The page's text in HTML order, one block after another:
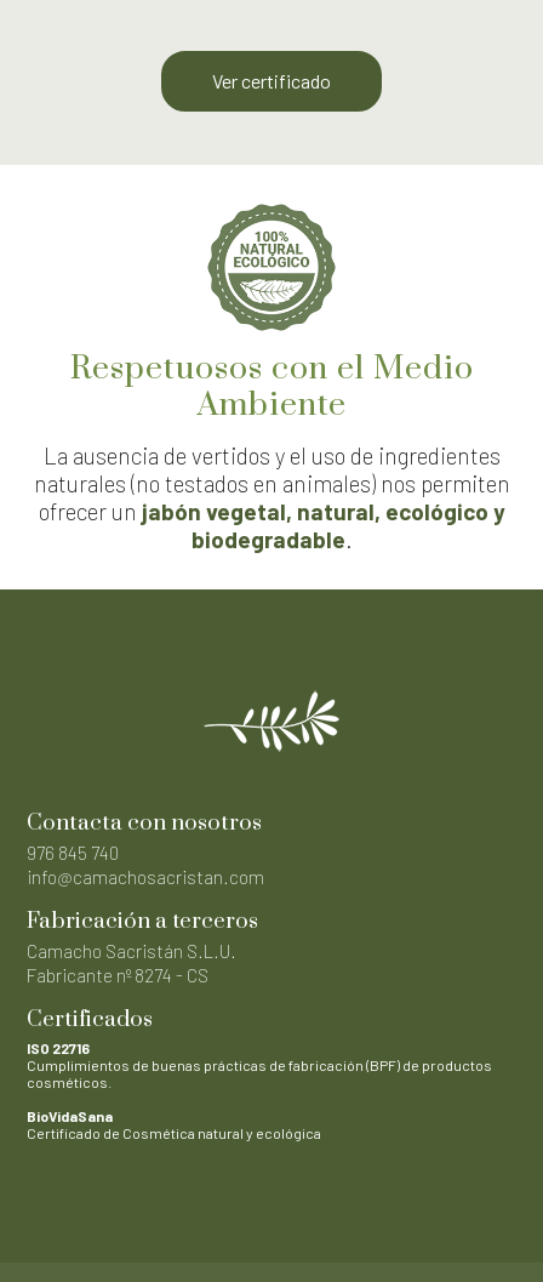
Ver certificado
Respetuosos con el Medio
Ambiente
La ausencia de vertidos y el uso de ingredientes
naturales (no testados en animales) nos permiten
ofrecer un jabón vegetal, natural, ecológico y
biodegradable.
Contacta con nosotros
976 845 740
info@camachosacristan.com
Fabricación a terceros
Camacho Sacristán S.L.U.
Fabricante nº 8274 - CS
Certificados
ISO 22716
Cumplimientos de buenas prácticas de fabricación (BPF) de productos
cosméticos.
BioVidaSana
Certificado de Cosmética natural y ecológica